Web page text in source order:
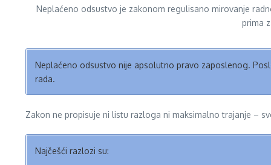
Neplaćeno odsustvo je zakonom regulisano mirovanje
prima
Neplaćeno odsustvo nije apsolutno pravo zaposlenog.
rada.
Zakon ne propisuje ni listu razloga ni maksimalno trajanje –
Najčešći razlozi su: